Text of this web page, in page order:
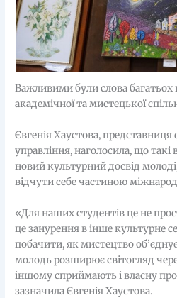
Важливими були слова багатьох
академічної та мистецької
Євгенія Хаустова,
управління, наголосила, що
новий культурний досвід
відчути себе частиною
«Для наших студентів це не
це занурення в інше культурне
побачити, як мистецтво
молодь розширює світогляд
іншому сприймають і власну
зазначила Євгенія Хаустова.